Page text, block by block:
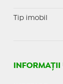
Tip imobil
INFORMAŢII